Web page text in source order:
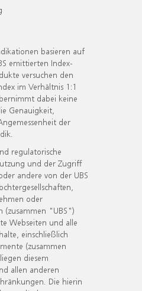
basieren auf
emittierten Index-
versuchen den
im Verhältnis 1:1
dabei keine
Genauigkeit,
der
regulatorische
und der Zugriff
andere von der UBS
oder
(zusammen "UBS")
Webseiten und alle
einschließlich
(zusammen
diesem
allen anderen
Die hierin